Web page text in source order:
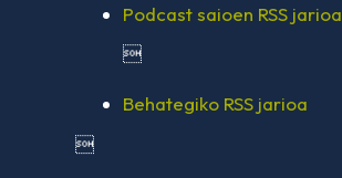
Podcast saioen RSS jarioa

Behategiko RSS jarioa
